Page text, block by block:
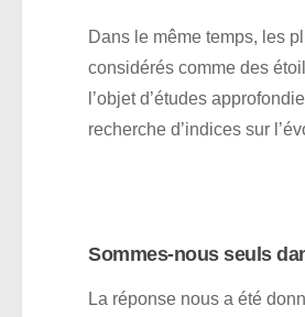
Dans le même temps, les
considérés comme des
l’objet d’études
recherche d’indices sur
Sommes-nous seuls
La réponse nous a été